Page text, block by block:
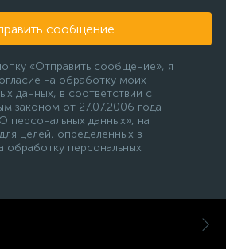
сообщение
«Отправить сообщение», я
на обработку моих
данных, в соответствии с
законом от 27.07.2006 года
данных», на
целей, определенных в
обработку персональных